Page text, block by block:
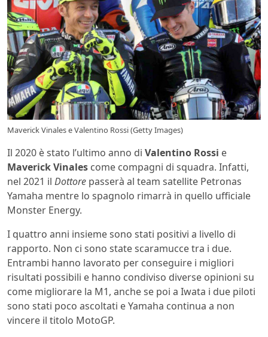
Maverick Vinales e Valentino Rossi (Getty Images)
Il 2020 è stato l’ultimo anno di Valentino Rossi e
Maverick Vinales come compagni di squadra. Infatti,
nel 2021 il Dottore passerà al team satellite Petronas
Yamaha mentre lo spagnolo rimarrà in quello ufficiale
Monster Energy.
I quattro anni insieme sono stati positivi a livello di
rapporto. Non ci sono state scaramucce tra i due.
Entrambi hanno lavorato per conseguire i migliori
risultati possibili e hanno condiviso diverse opinioni su
come migliorare la M1, anche se poi a Iwata i due piloti
sono stati poco ascoltati e Yamaha continua a non
vincere il titolo MotoGP.